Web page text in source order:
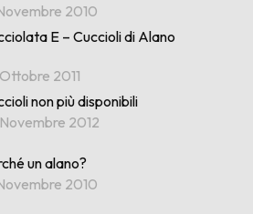
2010
E – Cuccioli di Alano
2011
non più disponibili
2012
un alano?
2010